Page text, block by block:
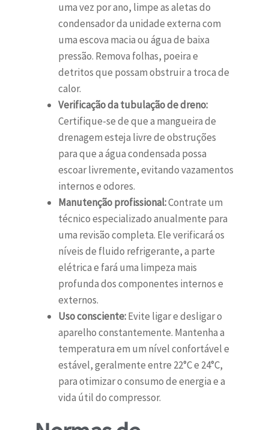
uma vez por ano, limpe as aletas do
condensador da unidade externa com
uma escova macia ou água de baixa
pressão. Remova folhas, poeira e
detritos que possam obstruir a troca de
calor.
Verificação da tubulação de dreno:
Certifique-se de que a mangueira de
drenagem esteja livre de obstruções
para que a água condensada possa
escoar livremente, evitando vazamentos
internos e odores.
Manutenção profissional:Contrate um
técnico especializado anualmente para
uma revisão completa. Ele verificará os
níveis de fluido refrigerante, a parte
elétrica e fará uma limpeza mais
profunda dos componentes internos e
externos.
Uso consciente:Evite ligar e desligar o
aparelho constantemente. Mantenha a
temperatura em um nível confortável e
estável, geralmente entre 22°C e 24°C,
para otimizar o consumo de energia e a
vida útil do compressor.